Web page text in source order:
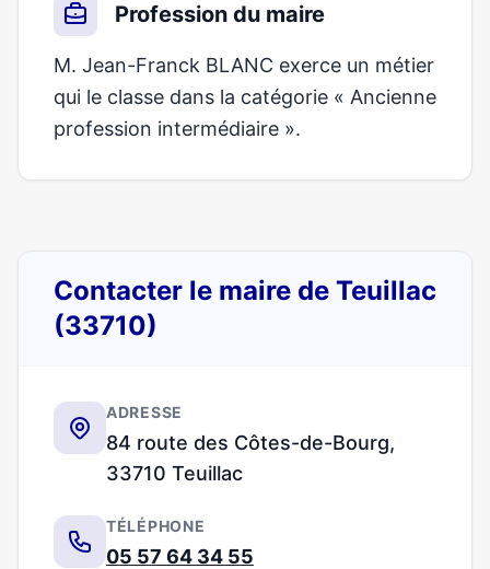
Profession du maire
M. Jean-Franck BLANC exerce un métier
qui le classe dans la catégorie « Ancienne
profession intermédiaire ».
Contacter le maire de Teuillac
(33710)
ADRESSE
84 route des Côtes-de-Bourg,
33710 Teuillac
TÉLÉPHONE
05 57 64 34 55